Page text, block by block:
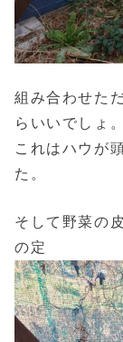
組み合わせた
らいいでしょ
これはハウが
た。
そして野菜の
の定